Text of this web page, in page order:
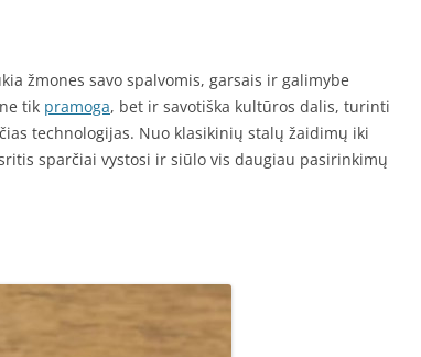
žmones savo spalvomis, garsais ir galimybe
tik pramoga, bet ir savotiška kultūros dalis, turinti
technologijas. Nuo klasikinių stalų žaidimų iki
sparčiai vystosi ir siūlo vis daugiau pasirinkimų